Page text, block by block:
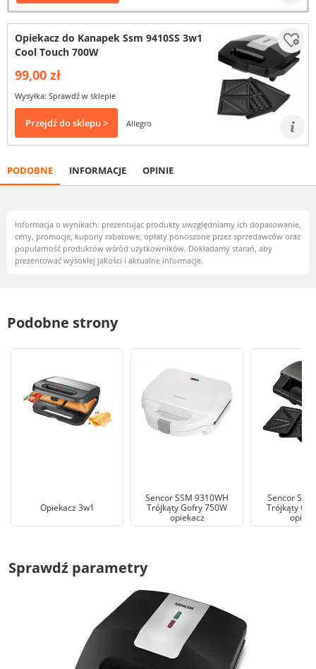
Opiekacz do Kanapek Ssm 9410SS 3w1
Cool Touch 700W
99,00 zł
Wysyłka: Sprawdź w sklepie
Przejdź do sklepu > Allegro
PODOBNE INFORMACJE OPINIE
Informacja o wynikach: prezentując produkty uwzględniamy ich dopasowanie,
ceny, promocje, kupony rabatowe, opłaty ponoszone przez sprzedawców oraz
popularność produktów wśród użytkowników. Dokładamy starań, aby
prezentować wysokiej jakości i aktualne informacje.
Podobne strony
Opiekacz 3w1
Sencor SSM 9310WH
Trójkąty Gofry 750W
opiekacz
Sencor
Trójkąty
Sprawdź parametry